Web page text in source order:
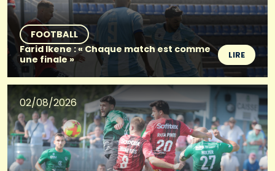
FOOTBALL
Farid Ikene : « Chaque match est comme
une finale »
LIRE
02/08/2026